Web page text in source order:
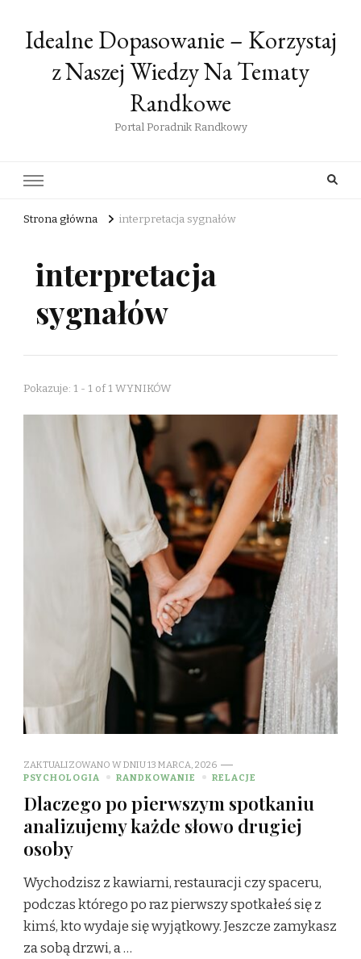
Idealne Dopasowanie – Korzystaj
z Naszej Wiedzy Na Tematy
Randkowe
Portal Poradnik Randkowy
Strona główna interpretacja sygnałów
interpretacja
sygnałów
Pokazuje: 1 - 1 of 1 WYNIKÓW
ZAKTUALIZOWANO W DNIU13 MARCA, 2026
PSYCHOLOGIA
RANDKOWANIE RELACJE
Dlaczego po pierwszym spotkaniu
analizujemy każde słowo drugiej
osoby
Wychodzisz z kawiarni, restauracji czy spaceru,
podczas którego po raz pierwszy spotkałeś się z
kimś, kto wydaje się wyjątkowy. Jeszcze zamykasz
za sobą drzwi, a …